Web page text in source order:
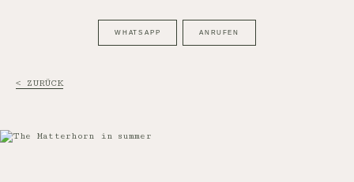
WHATS APP ANRUFEN
< ZURÜCK